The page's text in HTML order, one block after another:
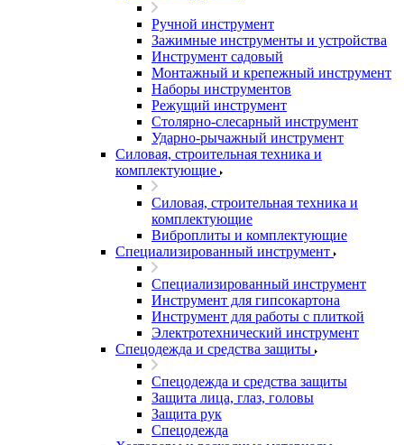
Ручной инструмент
Зажимные инструменты и устройства
Инструмент садовый
Монтажный и крепежный инструмент
Наборы инструментов
Режущий инструмент
Столярно-слесарный инструмент
Ударно-рычажный инструмент
Силовая, строительная техника и
комплектующие
Силовая, строительная техника и
комплектующие
Виброплиты и комплектующие
Специализированный инструмент
Специализированный инструмент
Инструмент для гипсокартона
Инструмент для работы с плиткой
Электротехнический инструмент
Спецодежда и средства защиты
Спецодежда и средства защиты
Защита лица, глаз, головы
Защита рук
Спецодежда